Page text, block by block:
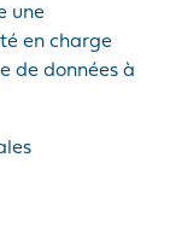
une
en charge
de données à